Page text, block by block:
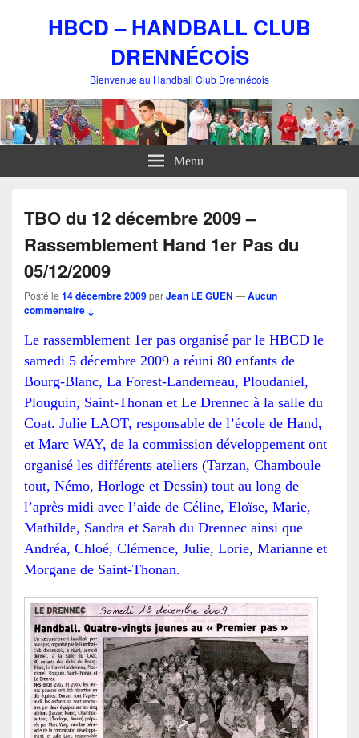
HBCD – HANDBALL CLUB
DRENNÉCOİS
Bienvenue au Handball Club Drennécois
Menu
TBO du 12 décembre 2009 –
Rassemblement Hand 1er Pas du
05/12/2009
Posté le 14 décembre 2009parJean LE GUEN —Aucun
commentaire ↓
Le rassemblement 1er pas organisé par le HBCD le
samedi 5 décembre 2009 a réuni 80 enfants de
Bourg-Blanc, La Forest-Landerneau, Ploudaniel,
Plouguin, Saint-Thonan et Le Drennec à la salle du
Coat. Julie LAOT, responsable de l’école de Hand,
et Marc WAY, de la commission développement ont
organisé les différents ateliers (Tarzan, Chamboule
tout, Némo, Horloge et Dessin) tout au long de
l’après midi avec l’aide de Céline, Eloïse, Marie,
Mathilde, Sandra et Sarah du Drennec ainsi que
Andréa, Chloé, Clémence, Julie, Lorie, Marianne et
Morgane de Saint-Thonan.